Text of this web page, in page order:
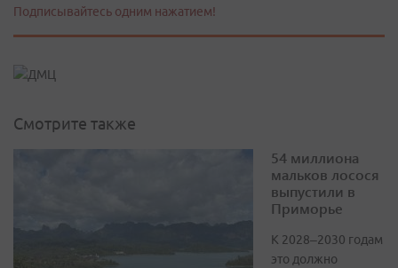
Подписывайтесь одним нажатием!
Смотрите также
54 миллиона
мальков лосося
выпустили в
Приморье
К 2028–2030 годам
это должно